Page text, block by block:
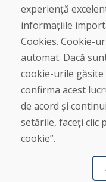
Retur
experiență
informațiile
Cookies. Cookie-
automat. Dacă
cookie-urile
confirma acest
de acord și
setările, faceți clic
cookie”.